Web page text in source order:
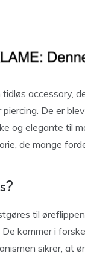
tidløs accessory,
De er
og elegante til
de mange
til
kommer i
sikrer, at